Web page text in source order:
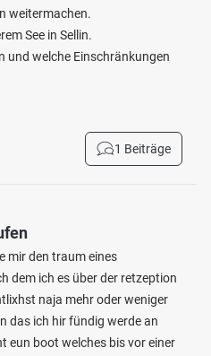
weitermachen.
See in Sellin.
und welche Einschränkungen
1 Beiträge
mir den traum eines
dem ich es über der retzeption
naja mehr oder weniger
das ich hir fündig werde an
eun boot welches bis vor einer